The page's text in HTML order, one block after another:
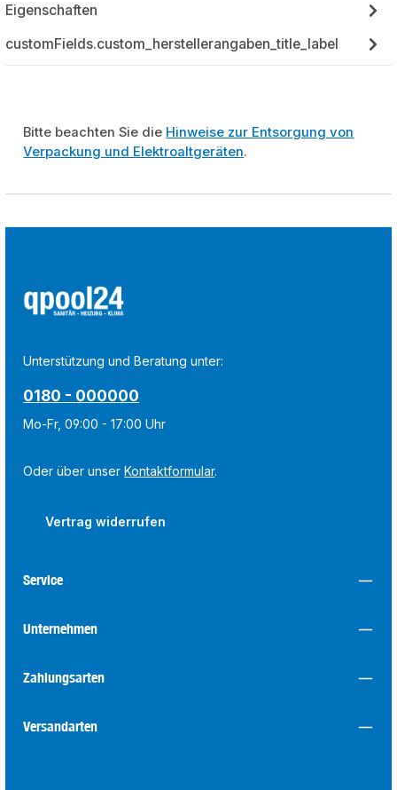
Eigenschaften
customFields.custom_herstellerangaben_title_label
Bitte beachten Sie die Hinweise zur Entsorgung von
Verpackung und Elektroaltgeräten.
Unterstützung und Beratung unter:
0180 - 000000
Mo-Fr, 09:00 - 17:00 Uhr
Oder über unserKontaktformular.
Vertrag widerrufen
Service
Unternehmen
Zahlungsarten
Versandarten